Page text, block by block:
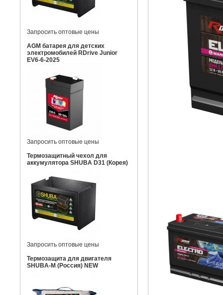
Запросить оптовые цены
AGM батарея для детских
электромобилей RDrive Junior
EV6-6-2025
Запросить оптовые цены
Термозащитный чехол для
аккумулятора SHUBA D31 (Корея)
Запросить оптовые цены
Термозащита для двигателя
SHUBA-M (Россия) NEW